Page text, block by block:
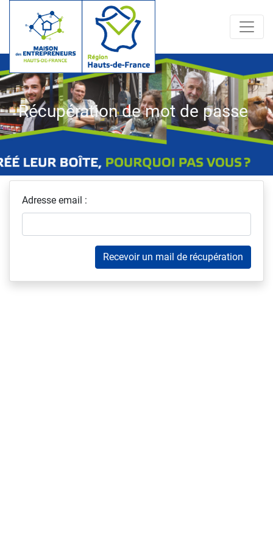
Récupération de mot de passe
Adresse email :
Recevoir un mail de récupération